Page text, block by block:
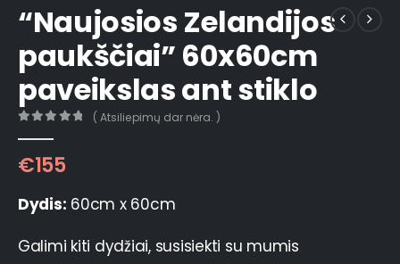
“Naujosios Zelandijos
paukščiai” 60x60cm
paveikslas ant stiklo
( Atsiliepimų dar nėra. )
€155
Dydis: 60cm x 60cm
Galimi kiti dydžiai, susisiekti su mumis